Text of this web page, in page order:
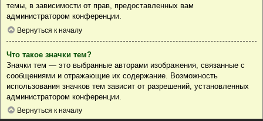
темы, в зависимости от прав, предоставленных вам
администратором конференции.
Вернуться к началу
Что такое значки тем?
Значки тем — это выбранные авторами изображения, связанные с
сообщениями и отражающие их содержание. Возможность
использования значков тем зависит от разрешений, установленных
администратором конференции.
Вернуться к началу